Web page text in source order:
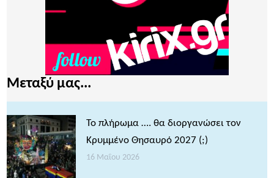
Μεταξύ μας...
Το πλήρωμα …. θα διοργανώσει τον
Κρυμμένο Θησαυρό 2027 (;)
16 Μαΐου 2026